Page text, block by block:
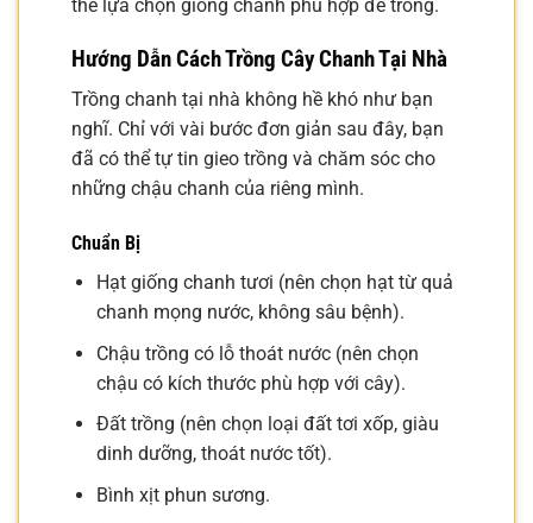
thể lựa chọn giống chanh phù hợp để trồng.
Hướng Dẫn Cách Trồng Cây Chanh Tại Nhà
Trồng chanh tại nhà không hề khó như bạn
nghĩ. Chỉ với vài bước đơn giản sau đây, bạn
đã có thể tự tin gieo trồng và chăm sóc cho
những chậu chanh của riêng mình.
Chuẩn Bị
Hạt giống chanh tươi (nên chọn hạt từ quả
chanh mọng nước, không sâu bệnh).
Chậu trồng có lỗ thoát nước (nên chọn
chậu có kích thước phù hợp với cây).
Đất trồng (nên chọn loại đất tơi xốp, giàu
dinh dưỡng, thoát nước tốt).
Bình xịt phun sương.